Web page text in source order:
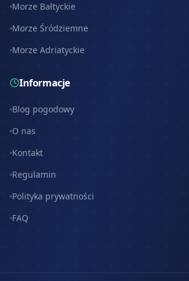
Morze Bałtyckie
Morze Śródziemne
Morze Adriatyckie
Informacje
Blog pogodowy
O nas
Kontakt
Regulamin
Polityka prywatności
FAQ